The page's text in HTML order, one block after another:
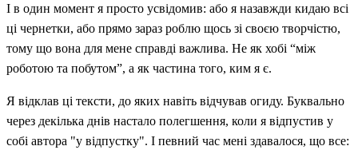
І в один момент я просто усвідомив: або я назавжди кидаю всі
ці чернетки, або прямо зараз роблю щось зі своєю творчістю,
тому що вона для мене справді важлива. Не як хобі “між
роботою та побутом”, а як частина того, ким я є.
Я відклав ці тексти, до яких навіть відчував огиду. Буквально
через декілька днів настало полегшення, коли я відпустив у
собі автора "у відпустку". І певний час мені здавалося, що все: